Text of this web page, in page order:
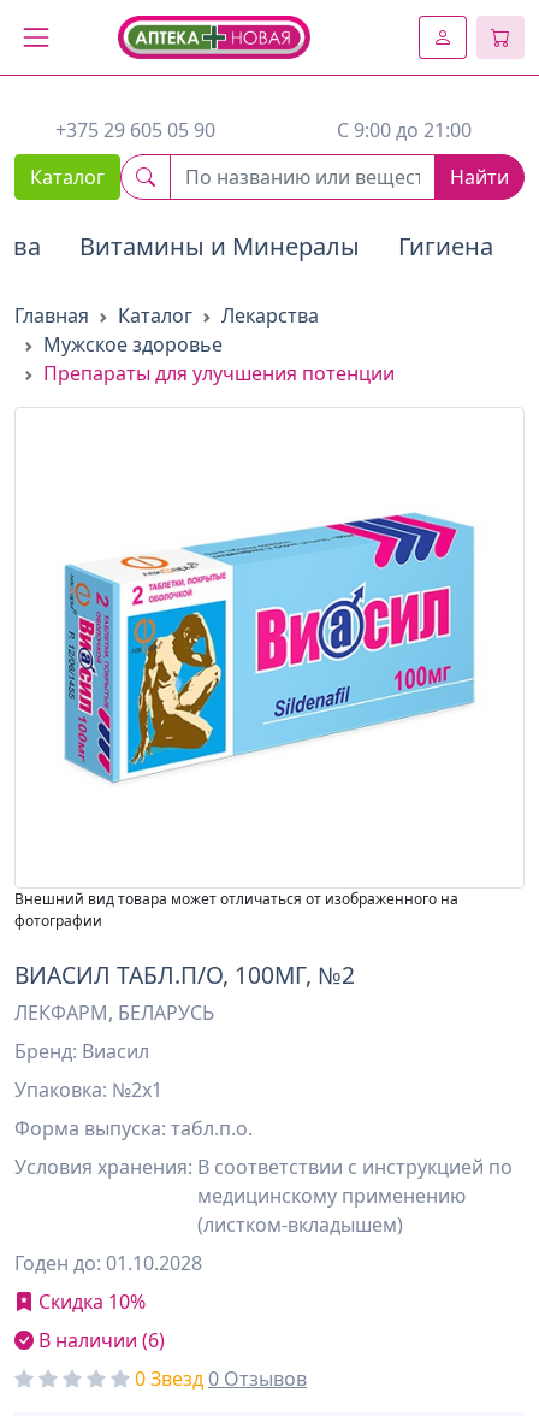
2. Вставьте этот код сразу же после открывающего тега :
+375 29 605 05 90
C 9:00 до 21:00
Каталог
Найти
Витамины и Минералы Гигиена
Главная Каталог
Лекарства
Мужское здоровье
Препараты для улучшения потенции
Внешний вид товара может отличаться от изображенного на
фотографии
ВИАСИЛ ТАБЛ.П/О, 100МГ, №2
ЛЕКФАРМ, БЕЛАРУСЬ
Бренд: Виасил
Упаковка: №2х1
Форма выпуска: табл.п.о.
Условия хранения: В соответствии с инструкцией по
медицинскому применению
(листком-вкладышем)
Годен до: 01.10.2028
Скидка 10%
В наличии (6)
0 Звезд0 Отзывов